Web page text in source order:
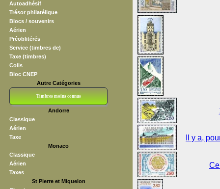
Autoadhésif
Trésor philatélique
Blocs / souvenirs
Aérien
Préoblitérés
Service (timbres de)
Taxe (timbres)
Colis
Bloc CNEP
Autre Catégories
Timbres moins connus
Andorre
Classique
Aérien
Taxe
Monaco
Classique
Aérien
Taxes
St Pierre et Miquelon
Il y a,